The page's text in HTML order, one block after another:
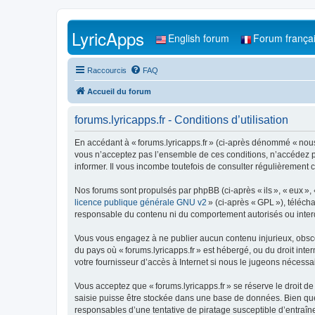
LyricApps English forum Forum
Raccourcis FAQ
Accueil du forum
forums.lyricapps.fr - Conditions d’utilisation
En accédant à « forums.lyricapps.fr » (ci-après dénommé «
vous n’acceptez pas l’ensemble de ces conditions,
informer. Il vous incombe toutefois de consulter
Nos forums sont propulsés par phpBB (ci-après « ils », « eux
licence publique générale GNU v2 » (ci-après « GPL »),
responsable du contenu ni du comportement autorisés ou
Vous vous engagez à ne publier aucun contenu injurieux,
du pays où « forums.lyricapps.fr » est hébergé, ou du droit
votre fournisseur d’accès à Internet si nous le jugeons
Vous acceptez que « forums.lyricapps.fr » se réserve le droit
saisie puisse être stockée dans une base de données. Bien
responsables d’une tentative de piratage susceptible